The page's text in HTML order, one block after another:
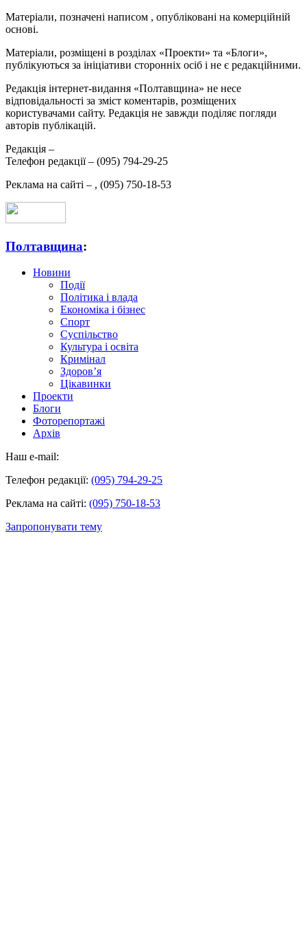
Матеріали, позначені написом , опубліковані на комерційній
основі.
Матеріали, розміщені в розділах «Проекти» та «Блоги»,
публікуються за ініціативи сторонніх осіб і не є редакційними.
Редакція інтернет-видання «Полтавщина» не несе
відповідальності за зміст коментарів, розміщених
користувачами сайту. Редакція не завжди поділяє погляди
авторів публікацій.
Редакція –
Телефон редакції – (095) 794-29-25
Реклама на сайті – , (095) 750-18-53
Полтавщина:
Новини
Події
Політика і влада
Економіка і бізнес
Спорт
Суспільство
Культура і освіта
Кримінал
Здоров’я
Цікавинки
Проекти
Блоги
Фоторепортажі
Архів
Наш e-mail:
Телефон редакції: (095) 794-29-25
Реклама на сайті: (095) 750-18-53
Запропонувати тему